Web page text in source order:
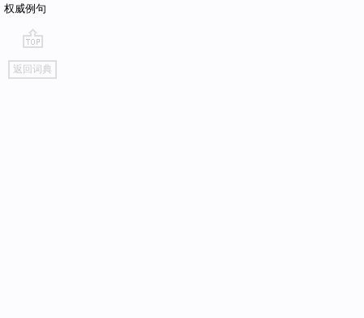
权威例句
go
top
返回词典